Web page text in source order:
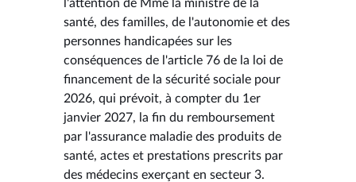
l'attention de Mme la ministre de la
santé, des familles, de l'autonomie et des
personnes handicapées sur les
conséquences de l'article 76 de la loi de
financement de la sécurité sociale pour
2026, qui prévoit, à compter du 1er
janvier 2027, la fin du remboursement
par l'assurance maladie des produits de
santé, actes et prestations prescrits par
des médecins exerçant en secteur 3.